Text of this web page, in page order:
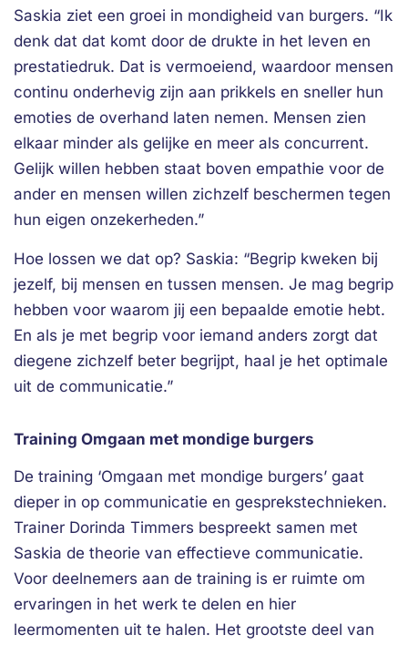
Saskia ziet een groei in mondigheid van burgers. “Ik
denk dat dat komt door de drukte in het leven en
prestatiedruk. Dat is vermoeiend, waardoor mensen
continu onderhevig zijn aan prikkels en sneller hun
emoties de overhand laten nemen. Mensen zien
elkaar minder als gelijke en meer als concurrent.
Gelijk willen hebben staat boven empathie voor de
ander en mensen willen zichzelf beschermen tegen
hun eigen onzekerheden.”
Hoe lossen we dat op? Saskia: “Begrip kweken bij
jezelf, bij mensen en tussen mensen. Je mag begrip
hebben voor waarom jij een bepaalde emotie hebt.
En als je met begrip voor iemand anders zorgt dat
diegene zichzelf beter begrijpt, haal je het optimale
uit de communicatie.”
Training Omgaan met mondige burgers
De training ‘Omgaan met mondige burgers’ gaat
dieper in op communicatie en gesprekstechnieken.
Trainer Dorinda Timmers bespreekt samen met
Saskia de theorie van effectieve communicatie.
Voor deelnemers aan de training is er ruimte om
ervaringen in het werk te delen en hier
leermomenten uit te halen. Het grootste deel van